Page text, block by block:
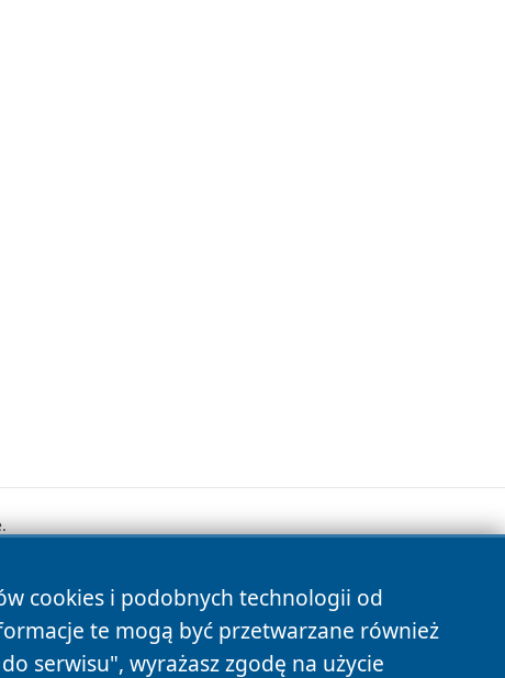
cookies i podobnych technologii od
te mogą być przetwarzane również
serwisu", wyrażasz zgodę na użycie